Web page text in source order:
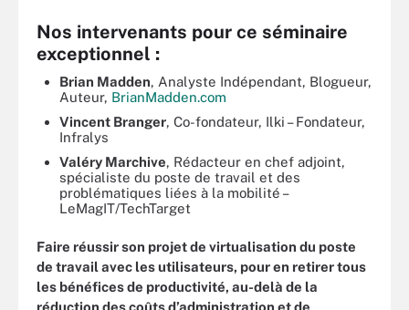
Nos intervenants pour ce séminaire
exceptionnel :
Brian Madden, Analyste Indépendant, Blogueur,
Auteur, BrianMadden.com
Vincent Branger, Co-fondateur, Ilki – Fondateur,
Infralys
Valéry Marchive, Rédacteur en chef adjoint,
spécialiste du poste de travail et des
problématiques liées à la mobilité –
LeMagIT/TechTarget
Faire réussir son projet de virtualisation du poste
de travail avec les utilisateurs, pour en retirer tous
les bénéfices de productivité, au-delà de la
réduction des coûts d’administration et de